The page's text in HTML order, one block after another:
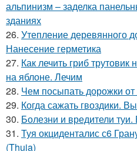
альпинизм – заделка
зданиях
26. Утепление деревянного
Нанесение герметика
27. Как лечить гриб
на яблоне. Лечим
28. Чем посыпать дорожки
29. Когда сажать гвоздики.
30. Болезни и вредители
31. Туя окциденталис с6
(Thuja)